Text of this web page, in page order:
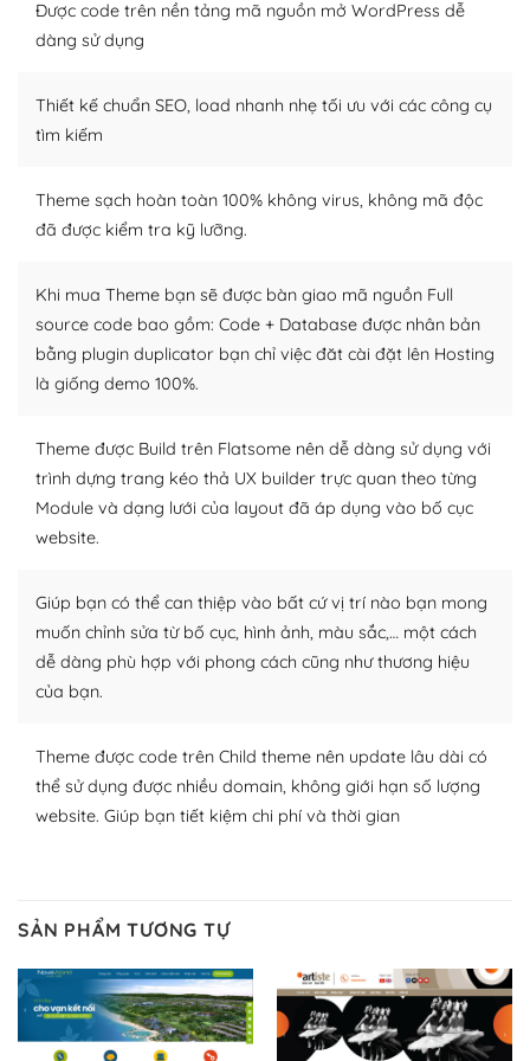
thiết kế tốt, bạn có thể tự sửa đổi. Nếu không bạn có thể
tìm kiếm chúng trên Internet hoặc nhờ chuyên gia.
– Sở hữu một cộng đồng lớn, sẵn sàng hỗ trợ
khổng lồ được kiểm duyệt bởi các nhân viên và những
người cuồng tín WordPress.
Nếu bạn gặp khó khăn, bạn có thể lên mạng và tìm
kiếm những cộng đồng WordPress, họ sẽ giúp bạn trả
lời, giải đáp vấn đề của bạn.
Cộng đồng sử dụng WordPress sẵn sàng hỗ trợ bạn
– Đa dạng plugin và themes
Plugin mở rộng là thành phần cài đặt thêm vào
WordPress để tăng thêm các tính năng cần thiết. Có
nhiều plugin trả phí hoặc miễn phí.
Nhờ lượng người dùng đông đảo, thư viện themes và
plugin của WordPress rất phong phú. Bạn có thể thỏa
thích chọn lựa plugin và themes phù hợp cho mục đích
lập website của mình.
– Dễ sử dụng
Với mọi Hosting bất kỳ thì WordPress đều có thể dễ
Và bạn có toàn quyền tự do khi quyết định nơi lưu trữ
trang web WordPress của bạn.
Dễ dàng lựa chọn Hosting cho website WordPress
Được code trên nền tảng mã nguồn mở WordPress dễ
dàng sử dụng
Thiết kế chuẩn SEO, load nhanh nhẹ tối ưu với các công cụ
tìm kiếm
Theme sạch hoàn toàn 100% không virus, không mã độc
đã được kiểm tra kỹ lưỡng.
Khi mua Theme bạn sẽ được bàn giao mã nguồn Full
source code bao gồm: Code + Database được nhân bản
bằng plugin duplicator bạn chỉ việc đăt cài đặt lên Hosting
là giống demo 100%.
Theme được Build trên Flatsome nên dễ dàng sử dụng với
trình dựng trang kéo thả UX builder trực quan theo từng
Module và dạng lưới của layout đã áp dụng vào bố cục
website.
Giúp bạn có thể can thiệp vào bất cứ vị trí nào bạn mong
muốn chỉnh sửa từ bố cục, hình ảnh, màu sắc,… một cách
dễ dàng phù hợp với phong cách cũng như thương hiệu
của bạn.
Theme được code trên Child theme nên update lâu dài có
thể sử dụng được nhiều domain, không giới hạn số lượng
website. Giúp bạn tiết kiệm chi phí và thời gian
SẢN PHẨM TƯƠNG TỰ